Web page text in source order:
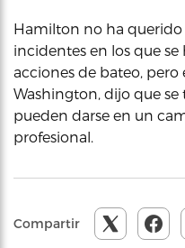
Hamilton no ha
incidentes en los que
acciones de bateo, pero
Washington, dijo que se
pueden darse en un
profesional.
Compartir